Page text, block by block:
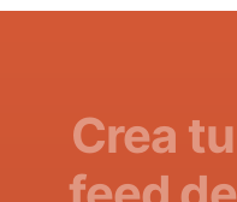
Crea